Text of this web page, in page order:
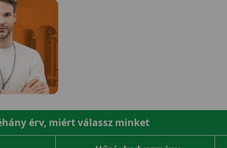
érv, miért válassz minket